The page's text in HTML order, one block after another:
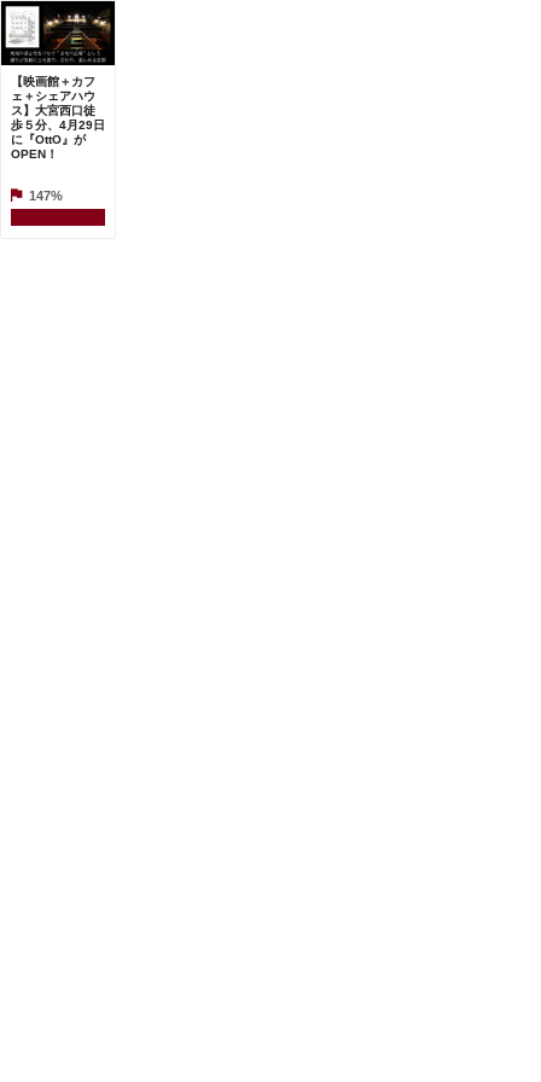
【映画館＋カフ
ェ＋シェアハウ
ス】大宮西口徒
歩５分、4月29日
に『OttO』が
OPEN！
147%